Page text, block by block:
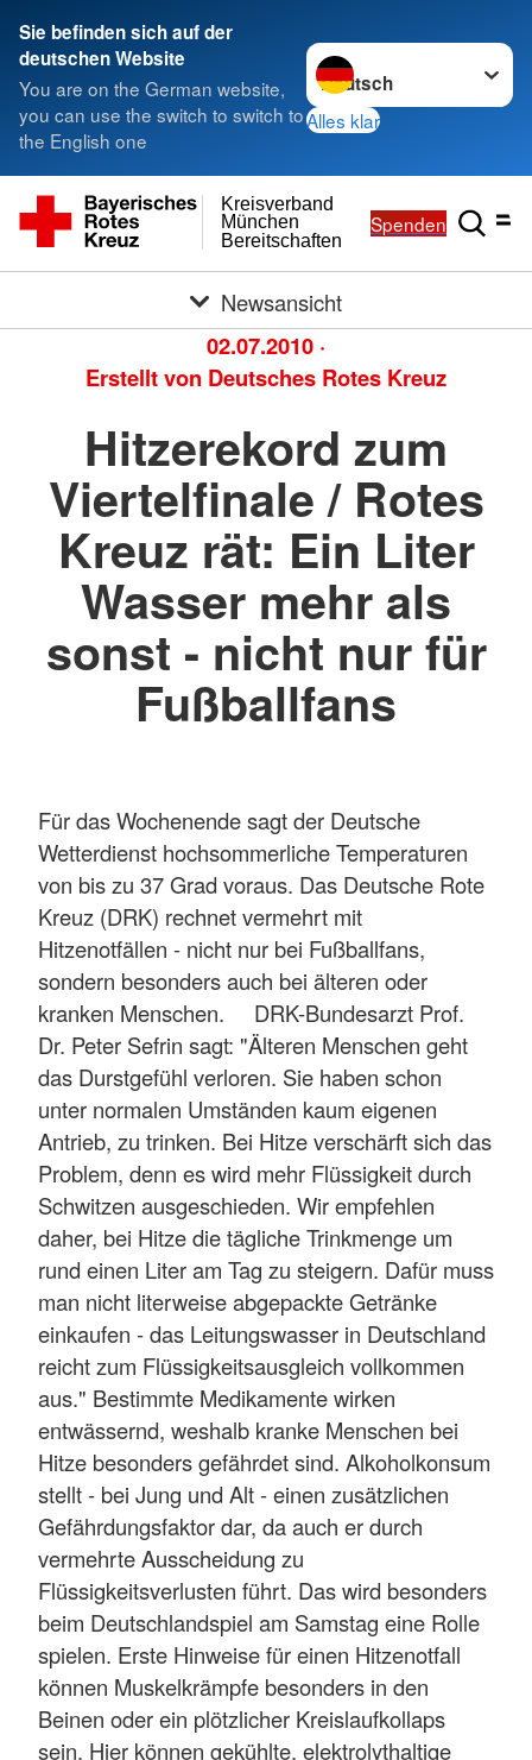
Sie befinden sich auf der
deutschen Website
You are on the German website,
you can use the switch to switch to
the English one
Sprache wechseln zu
Alles klar
Bereitschaften
München
Kreisverband
Spenden
Newsansicht
02.07.2010 ·
Erstellt von Deutsches Rotes Kreuz
Hitzerekord zum
Viertelfinale / Rotes
Kreuz rät: Ein Liter
Wasser mehr als
sonst - nicht nur für
Fußballfans
Für das Wochenende sagt der Deutsche
Wetterdienst hochsommerliche Temperaturen
von bis zu 37 Grad voraus. Das Deutsche Rote
Kreuz (DRK) rechnet vermehrt mit
Hitzenotfällen - nicht nur bei Fußballfans,
sondern besonders auch bei älteren oder
kranken Menschen. DRK-Bundesarzt Prof.
Dr. Peter Sefrin sagt: "Älteren Menschen geht
das Durstgefühl verloren. Sie haben schon
unter normalen Umständen kaum eigenen
Antrieb, zu trinken. Bei Hitze verschärft sich das
Problem, denn es wird mehr Flüssigkeit durch
Schwitzen ausgeschieden. Wir empfehlen
daher, bei Hitze die tägliche Trinkmenge um
rund einen Liter am Tag zu steigern. Dafür muss
man nicht literweise abgepackte Getränke
einkaufen - das Leitungswasser in Deutschland
reicht zum Flüssigkeitsausgleich vollkommen
aus." Bestimmte Medikamente wirken
entwässernd, weshalb kranke Menschen bei
Hitze besonders gefährdet sind. Alkoholkonsum
stellt - bei Jung und Alt - einen zusätzlichen
Gefährdungsfaktor dar, da auch er durch
vermehrte Ausscheidung zu
Flüssigkeitsverlusten führt. Das wird besonders
beim Deutschlandspiel am Samstag eine Rolle
spielen. Erste Hinweise für einen Hitzenotfall
können Muskelkrämpfe besonders in den
Beinen oder ein plötzlicher Kreislaufkollaps
sein. Hier können gekühlte, elektrolythaltige